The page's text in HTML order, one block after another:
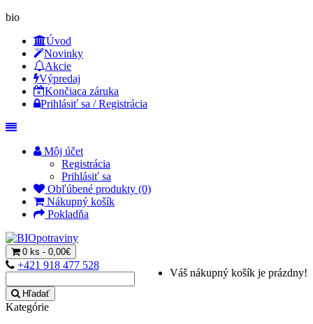
bio
Úvod
Novinky
Akcie
Výpredaj
Končiaca záruka
Prihlásiť sa / Registrácia
Môj účet
Registrácia
Prihlásiť sa
Obľúbené produkty (0)
Nákupný košík
Pokladňa
0 ks - 0,00€
Váš nákupný košík je prázdny!
+421 918 477 528
Hľadať
Kategórie